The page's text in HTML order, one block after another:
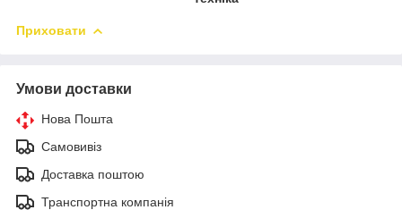
Приховати
Умови доставки
Нова Пошта
Самовивіз
Доставка поштою
Транспортна компанія